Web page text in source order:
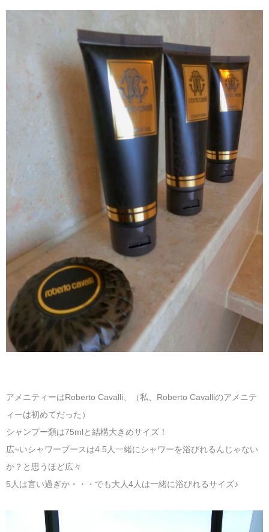
アメニティーはRoberto Cavalli、（私、Roberto Cavalliのアメニテ
ィーは初めてだった）
シャンプー類は75mlと結構大きめサイズ！
広~いシャワーブースは4.5人一緒にシャワーを浴びれるんじゃない
か？と思うほど広々
5人は言い過ぎか・・・でも大人4人は一緒に浴びれるサイズ♪